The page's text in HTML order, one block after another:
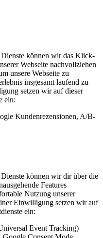
können wir das Klick-
Webseite nachvollziehen
unsere Webseite zu
insgesamt laufend zu
setzen wir auf dieser
ein:
Kundenrezensionen, A/B-
können wir dir über die
Features
Nutzung unserer
Einwilligung setzen wir auf
ein:
Event Tracking)